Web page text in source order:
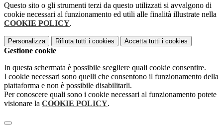
Questo sito o gli strumenti terzi da questo utilizzati si avvalgono di
cookie necessari al funzionamento ed utili alle finalità illustrate nella
COOKIE POLICY.
Personalizza Rifiuta tutti i cookies Accetta tutti i cookies
Gestione cookie
In questa schermata è possibile scegliere quali cookie consentire.
I cookie necessari sono quelli che consentono il funzionamento della
piattaforma e non è possibile disabilitarli.
Per conoscere quali sono i cookie necessari al funzionamento potete
visionare la COOKIE POLICY.